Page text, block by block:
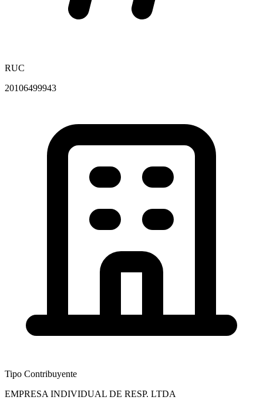
RUC
20106499943
Tipo Contribuyente
EMPRESA INDIVIDUAL DE RESP. LTDA